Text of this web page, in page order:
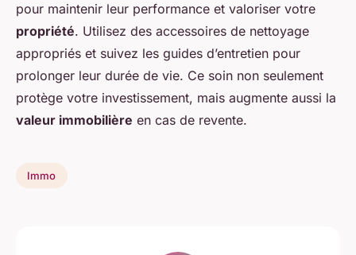
pour maintenir leur performance et valoriser votre
propriété. Utilisez des accessoires de nettoyage
appropriés et suivez les guides d’entretien pour
prolonger leur durée de vie. Ce soin non seulement
protège votre investissement, mais augmente aussi la
valeur immobilière en cas de revente.
Immo